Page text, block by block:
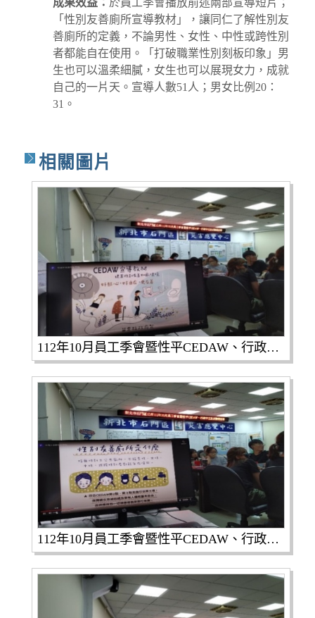
「性別友善廁所宣導教材」，讓同仁了解性別友
善廁所的定義，不論男性、女性、中性或跨性別
者都能自在使用。「打破職業性別刻板印象」男
生也可以溫柔細膩，女生也可以展現女力，成就
自己的一片天。宣導人數51人；男女比例20：
31。
相關圖片
112年10月員工季會暨性平CEDAW、行政中立及反賄選宣導1(共4張照片)
112年10月員工季會暨性平CEDAW、行政中立及反賄選宣導2